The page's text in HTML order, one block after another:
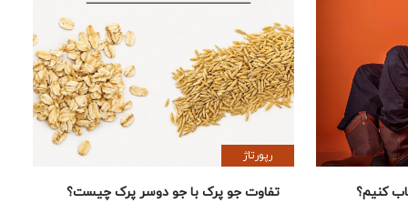
کنیم؟
رپورتاژ
تفاوت جو پرک با جو دوسر پرک چیست؟